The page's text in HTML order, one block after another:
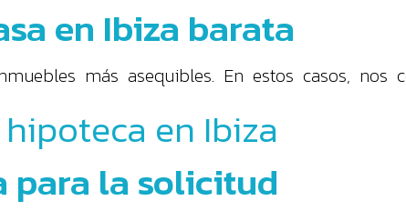
en Ibiza barata
más asequibles. En estos casos, nos
en Ibiza
para la solicitud